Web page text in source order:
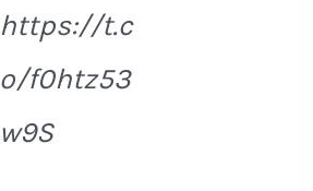
https://t.c
o/f0htz53
w9S